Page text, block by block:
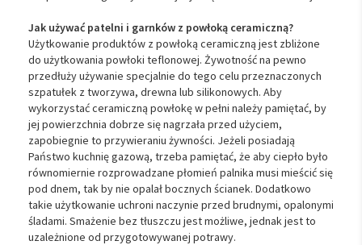
Jak używać patelni i garnków z powłoką ceramiczną?
Użytkowanie produktów z powłoką ceramiczną jest zbliżone
do użytkowania powłoki teflonowej. Żywotność na pewno
przedłuży używanie specjalnie do tego celu przeznaczonych
szpatułek z tworzywa, drewna lub silikonowych. Aby
wykorzystać ceramiczną powłokę w pełni należy pamiętać, by
jej powierzchnia dobrze się nagrzała przed użyciem,
zapobiegnie to przywieraniu żywności. Jeżeli posiadają
Państwo kuchnię gazową, trzeba pamiętać, że aby ciepło było
równomiernie rozprowadzane płomień palnika musi mieścić się
pod dnem, tak by nie opalał bocznych ścianek. Dodatkowo
takie użytkowanie uchroni naczynie przed brudnymi, opalonymi
śladami. Smażenie bez tłuszczu jest możliwe, jednak jest to
uzależnione od przygotowywanej potrawy.